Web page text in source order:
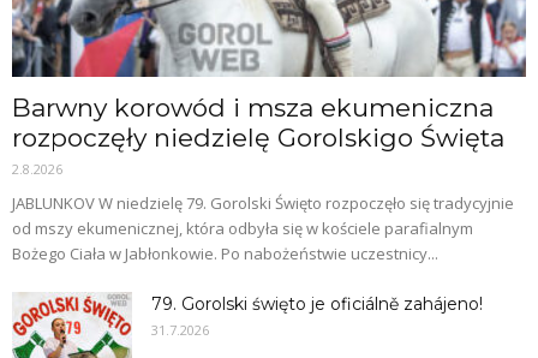
Barwny korowód i msza ekumeniczna
rozpoczęły niedzielę Gorolskigo Święta
2.8.2026
JABLUNKOV W niedzielę 79. Gorolski Święto rozpoczęło się tradycyjnie
od mszy ekumenicznej, która odbyła się w kościele parafialnym
Bożego Ciała w Jabłonkowie. Po nabożeństwie uczestnicy...
79. Gorolski święto je oficiálně zahájeno!
31.7.2026